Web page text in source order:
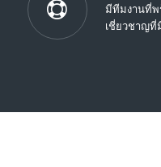
มีทีมงานที่พ
เชี่ยวชาญที่